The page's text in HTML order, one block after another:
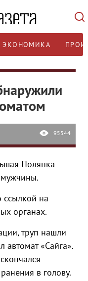
ЭКОНОМИКА
95544
Полянка
на
органах.
труп нашли
автомат «Сайга».
в голову.